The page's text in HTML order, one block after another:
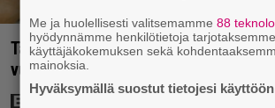
Tänään tv:ssä: Vesa-Matti Loiri
vuonna 1998 – Spede vetäytyi
Me ja huolellisesti valitsemamme 88
hyödynnämme henkilötietoja
käyttäjäkokemuksen sekä
mainoksia.
Hyväksymällä suostut tietojesi